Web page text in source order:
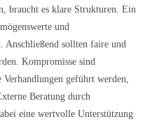
braucht es klare Strukturen. Ein
und
Anschließend sollten faire und
Kompromisse sind
geführt werden,
Beratung durch
eine wertvolle Unterstützung